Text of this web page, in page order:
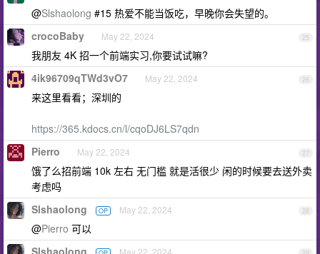
@Slshaolong #15 热爱不能当饭吃，早晚你会失望的。
25
crocoBaby May 22, 2024
我朋友 4K 招一个前端实习,你要试试嘛?
26
4ik96709qTWd3vO7 May 22, 2024
来这里看看；深圳的
https://365.kdocs.cn/l/cqoDJ6LS7qdn
27
Pierro May 22, 2024
饿了么招前端 10k 左右 无门槛 就是活很少 闲的时候要去送外卖
考虑吗
28
Slshaolong OP May 22, 2024
@Pierro 可以
Slshaolong May 22, 2024